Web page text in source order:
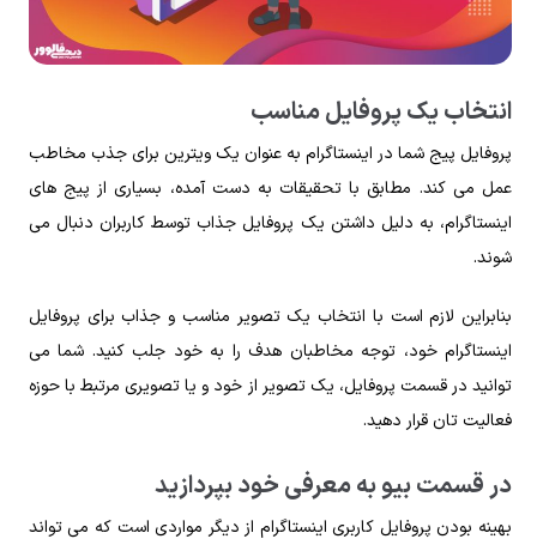
انتخاب یک پروفایل مناسب
پروفایل پیج شما در اینستاگرام به عنوان یک ویترین برای جذب مخاطب
عمل می کند. مطابق با تحقیقات به دست آمده، بسیاری از پیج های
اینستاگرام، به دلیل داشتن یک پروفایل جذاب توسط کاربران دنبال می
شوند.
بنابراین لازم است با انتخاب یک تصویر مناسب و جذاب برای پروفایل
اینستاگرام خود، توجه مخاطبان هدف را به خود جلب کنید. شما می
توانید در قسمت پروفایل، یک تصویر از خود و یا تصویری مرتبط با حوزه
فعالیت تان قرار دهید.
در قسمت بیو به معرفی خود بپردازید
بهینه بودن پروفایل کاربری اینستاگرام از دیگر مواردی است که می تواند